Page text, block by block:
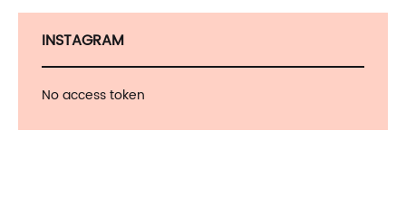
INSTAGRAM
No access token